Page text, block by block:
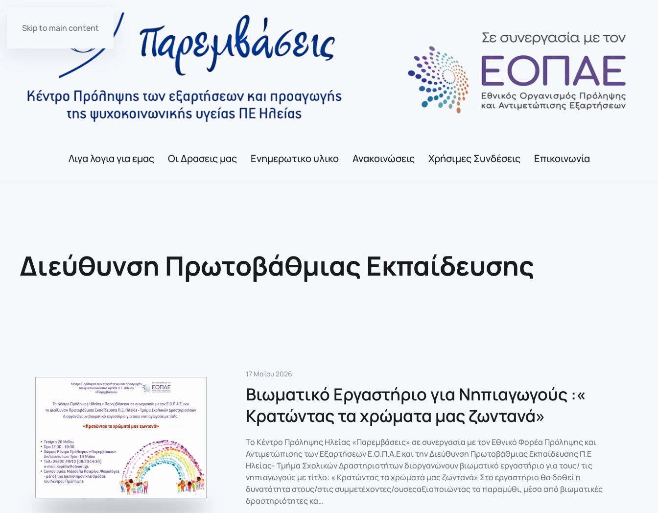
Skip to main content
Λιγα λογια για εμας Οι Δρασεις μας Ενημερωτικο υλικο Ανακοινώσεις Χρήσιμες Συνδέσεις Επικοινωνία
Διεύθυνση Πρωτοβάθμιας Εκπαίδευσης
17 Μαΐου 2026
Βιωματικό Εργαστήριο για Νηπιαγωγούς :«
Κρατώντας τα χρώματα μας ζωντανά»
Το Κέντρο Πρόληψης Ηλείας «Παρεμβάσεις» σε συνεργασία με τον Εθνικό Φορέα Πρόληψης και
Αντιμετώπισης των Εξαρτήσεων Ε.Ο.Π.Α.Ε και την Διεύθυνση Πρωτοβάθμιας Εκπαίδευσης Π.Ε
Ηλείας- Τμήμα Σχολικών Δραστηριοτήτων διοργανώνουν βιωματικό εργαστήριο για τους/ τις
νηπιαγωγούς με τίτλο: « Κρατώντας τα χρώματά μας ζωντανά» Στο εργαστήριο θα δοθεί η
δυνατότητα στους/στις συμμετέχοντες/ουσεςαξιοποιώντας το παραμύθι, μέσα από βιωματικές
δραστηριότητες κα…